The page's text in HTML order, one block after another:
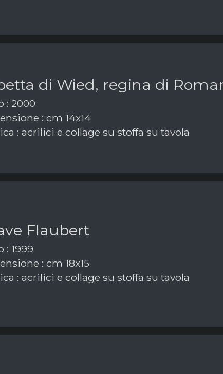
di Wied, regina di
: 2000
: cm 14x14
: acrilici e collage su stoffa su tavola
Flaubert
: 1999
: cm 18x15
: acrilici e collage su stoffa su tavola